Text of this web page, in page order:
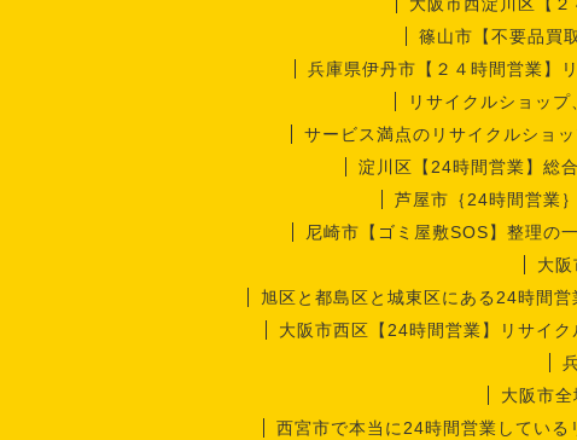
大阪市西淀川区【
篠山市【不要品買
兵庫県伊丹市【２４時間営業】
リサイクルショッ
サービス満点のリサイクルショ
淀川区【24時間営業】総
芦屋市｛24時間営業
尼崎市【ゴミ屋敷SOS】整理の
大
旭区と都島区と城東区にある24時間
大阪市西区【24時間営業】リサイ
大阪市
西宮市で本当に24時間営業している